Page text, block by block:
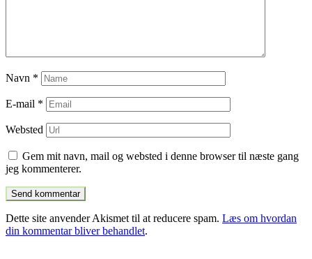
Navn *
E-mail *
Websted
Gem mit navn, mail og websted i denne browser til næste gang
jeg kommenterer.
Dette site anvender Akismet til at reducere spam. Læs om hvordan
din kommentar bliver behandlet.